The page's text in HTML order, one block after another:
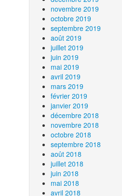
novembre 2019
octobre 2019
septembre 2019
août 2019
juillet 2019
juin 2019
mai 2019
avril 2019
mars 2019
février 2019
janvier 2019
décembre 2018
novembre 2018
octobre 2018
septembre 2018
août 2018
juillet 2018
juin 2018
mai 2018
avril 2018